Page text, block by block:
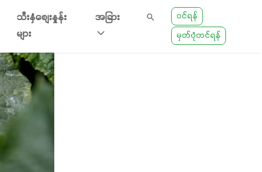
သီးနှံစျေးနှုန်း
များ
အခြား
ဝင်ရန်
မှတ်ပုံတင်ရန်